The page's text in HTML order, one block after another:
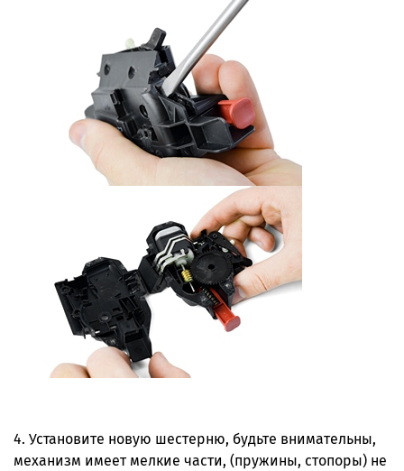
4. Установите новую шестерню, будьте внимательны,
механизм имеет мелкие части, (пружины, стопоры) не